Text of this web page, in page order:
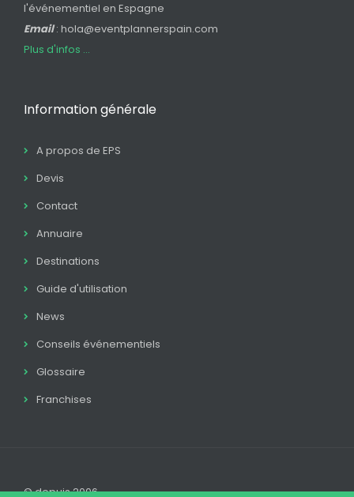
l'événementiel en Espagne
Email: hola@eventplannerspain.com
Plus d'infos ...
Information générale
A propos de EPS
Devis
Contact
Annuaire
Destinations
Guide d'utilisation
News
Conseils événementiels
Glossaire
Franchises
© depuis 2006